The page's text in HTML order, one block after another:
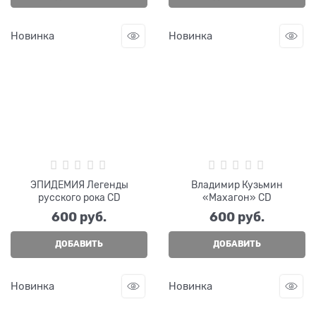
Новинка
ЭПИДЕМИЯ Легенды
русского рока CD
600 руб.
ДОБАВИТЬ
Новинка
Владимир Кузьмин
«Махагон» CD
600 руб.
ДОБАВИТЬ
Новинка Новинка